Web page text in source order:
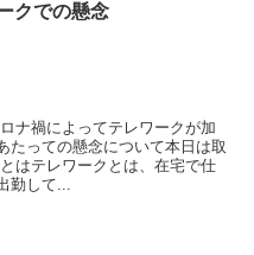
クでの懸念
ナ禍によってテレワークが加
たっての懸念について本日は取
はテレワークとは、在宅で仕
勤して...